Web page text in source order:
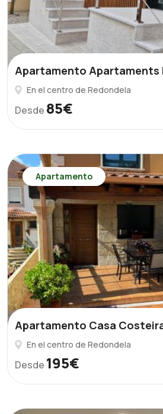
Apartamento Apartaments
En el centro de Redondela
Desde 85€
Apartamento
Apartamento Casa
En el centro de Redondela
Desde 195€